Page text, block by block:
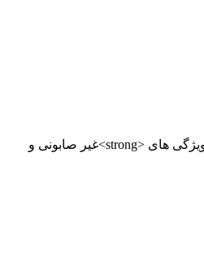
امروزه با توجه به ساختار و ترکیبات صابون های شوینده بدن و pH اسیدی پوست، پن های مایع برای حفظ طبیعت پوست جایگزین مناسبی برای صابون ها هستند. علاوه بر ویژگی های <strong>غیر صابونی و